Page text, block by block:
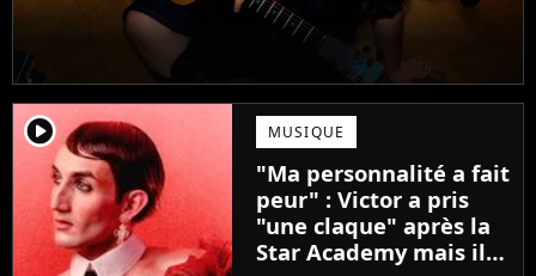
player2 MUSIQUE
"Ma personnalité a fait
peur" : Victor a pris
"une claque" après la
Star Academy mais il